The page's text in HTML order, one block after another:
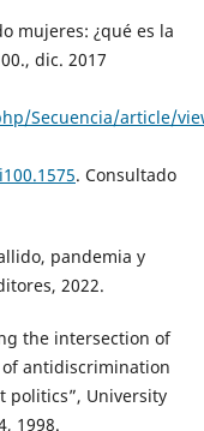
mujeres: ¿qué es la
dic. 2017
Secuencia/article/
. Consultado
pandemia y
2022.
the intersection of
antidiscrimination
politics”, University
1998.